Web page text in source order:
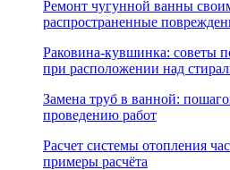
Ремонт чугунной ванны
распространенные
Раковина-кувшинка: советы
при расположении над
Замена труб в ванной:
проведению работ
Расчет системы отопления
примеры расчёта